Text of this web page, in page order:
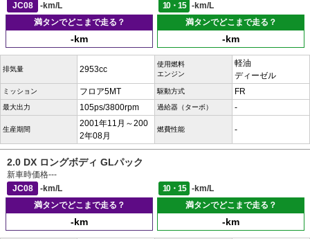
JC08
-km/L 10・15
-km/L
満タンでどこまで走る？
-km
満タンでどこまで走る？
-km
排気量 2953cc
使用燃料
エンジン
軽油
ディーゼル
ミッション フロア5MT 駆動方式 FR
最大出力 105ps/3800rpm 過給器（ターボ） -
生産期間
2001年11月～200
2年08月
燃費性能 -
2.0 DX ロングボディ GLパック
新車時価格---
JC08
-km/L 10・15
-km/L
満タンでどこまで走る？
-km
満タンでどこまで走る？
-km